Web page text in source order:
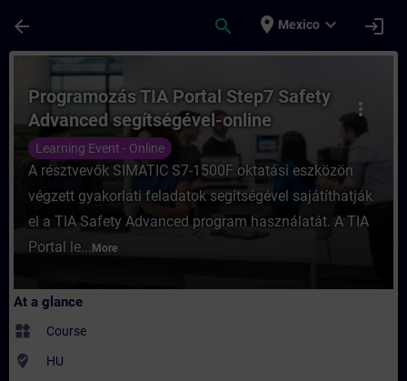
arrow_back search place Mexico expand_more login
Course - Programozás TIA Portal Step7
more_vert
Programozás TIA Portal Step7 Safety
Advanced segítségével-online
Learning Event - Online
A résztvevők SIMATIC S7-1500F oktatási eszközön
végzett gyakorlati feladatok segítségével sajátíthatják
el a TIA Safety Advanced program használatát. A TIA
Portal le... More
At a glance
widgets Course
where_to_vote HU